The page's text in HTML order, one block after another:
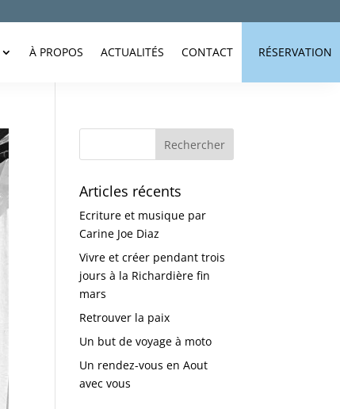
À PROPOS ACTUALITÉS CONTACT RÉSERVATION
Articles récents
Ecriture et musique par
Carine Joe Diaz
Vivre et créer pendant trois
jours à la Richardière fin
mars
Retrouver la paix
Un but de voyage à moto
Un rendez-vous en Aout
avec vous